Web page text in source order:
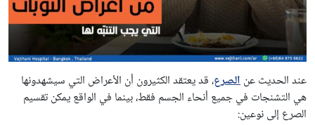
عند الحديث عنالصرع، قد يعتقد الكثيرون أن الأعراض التي سيشهدونها
هي التشنجات في جميع أنحاء الجسم فقط، بينما في الواقع يمكن تقسيم
الصرع إلى نوعين: